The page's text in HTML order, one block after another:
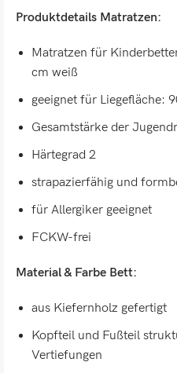
Produktdetails Matratzen:
Matratzen für
cm weiß
geeignet für Liegefläche:
Gesamtstärke der
Härtegrad 2
strapazierfähig und
für Allergiker geeignet
FCKW-frei
Material & Farbe Bett:
aus Kiefernholz gefertigt
Kopfteil und Fußteil
Vertiefungen